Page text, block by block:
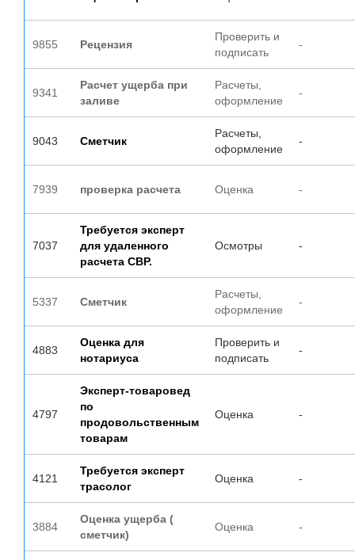
9855 Рецензия
Проверить и
подписать
-
9341
Расчет ущерба при
заливе
Расчеты,
оформление
-
9043 Сметчик
Расчеты,
оформление
-
7939 проверка расчета Оценка -
7037
Требуется эксперт
для удаленного
расчета СВР.
Осмотры -
5337 Сметчик
Расчеты,
оформление
-
4883
Оценка для
нотариуса
Проверить и
подписать
-
4797
Эксперт-товаровед
по
продовольственным
товарам
Оценка -
4121
Требуется эксперт
трасолог
Оценка -
3884
Оценка ущерба (
сметчик)
Оценка -